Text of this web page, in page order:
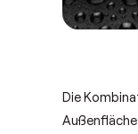
Die